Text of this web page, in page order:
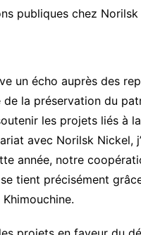
publiques chez Norilsk
un écho auprès des
la préservation du
les projets liés à
avec Norilsk Nickel,
année, notre
se tient précisément